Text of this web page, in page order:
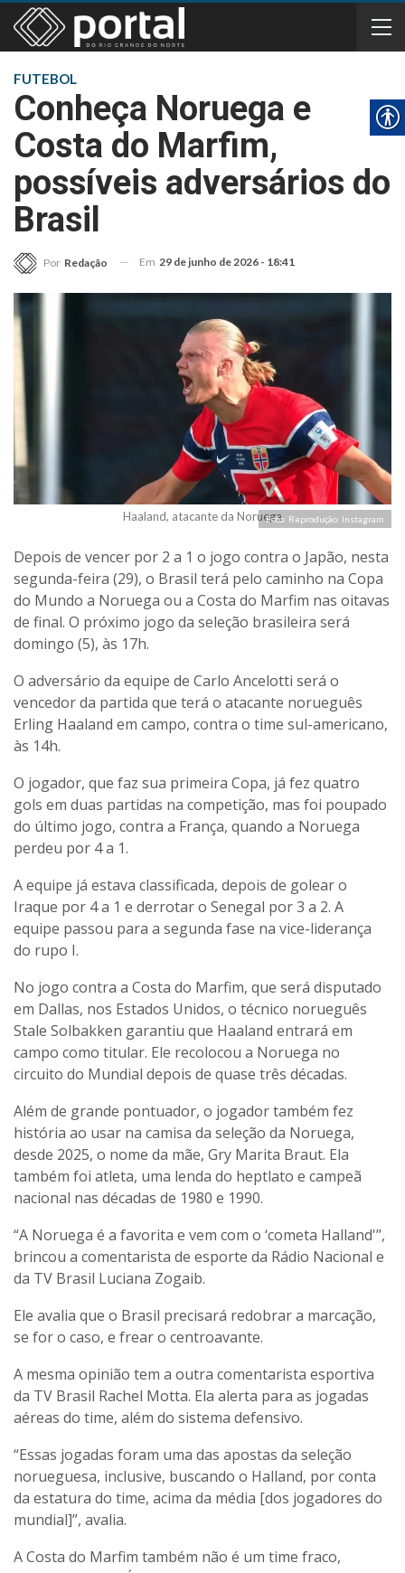
FUTEBOL
Conheça Noruega e
Costa do Marfim,
possíveis adversários do
Brasil
Por Redação Em 29 de junho de 2026 - 18:41
Haaland, atacante da NoruegaFoto: Reprodução: Instagram
Depois de vencer por 2 a 1 o jogo contra o Japão, nesta
segunda-feira (29), o Brasil terá pelo caminho na Copa
do Mundo a Noruega ou a Costa do Marfim nas oitavas
de final. O próximo jogo da seleção brasileira será
domingo (5), às 17h.
O adversário da equipe de Carlo Ancelotti será o
vencedor da partida que terá o atacante norueguês
Erling Haaland em campo, contra o time sul-americano,
às 14h.
O jogador, que faz sua primeira Copa, já fez quatro
gols em duas partidas na competição, mas foi poupado
do último jogo, contra a França, quando a Noruega
perdeu por 4 a 1.
A equipe já estava classificada, depois de golear o
Iraque por 4 a 1 e derrotar o Senegal por 3 a 2. A
equipe passou para a segunda fase na vice-liderança
do rupo I.
No jogo contra a Costa do Marfim, que será disputado
em Dallas, nos Estados Unidos, o técnico norueguês
Stale Solbakken garantiu que Haaland entrará em
campo como titular. Ele recolocou a Noruega no
circuito do Mundial depois de quase três décadas.
Além de grande pontuador, o jogador também fez
história ao usar na camisa da seleção da Noruega,
desde 2025, o nome da mãe, Gry Marita Braut. Ela
também foi atleta, uma lenda do heptlato e campeã
nacional nas décadas de 1980 e 1990.
“A Noruega é a favorita e vem com o ‘cometa Halland'”,
brincou a comentarista de esporte da Rádio Nacional e
da TV Brasil Luciana Zogaib.
Ele avalia que o Brasil precisará redobrar a marcação,
se for o caso, e frear o centroavante.
A mesma opinião tem a outra comentarista esportiva
da TV Brasil Rachel Motta. Ela alerta para as jogadas
aéreas do time, além do sistema defensivo.
“Essas jogadas foram uma das apostas da seleção
norueguesa, inclusive, buscando o Halland, por conta
da estatura do time, acima da média [dos jogadores do
mundial]”, avalia.
A Costa do Marfim também não é um time fraco,